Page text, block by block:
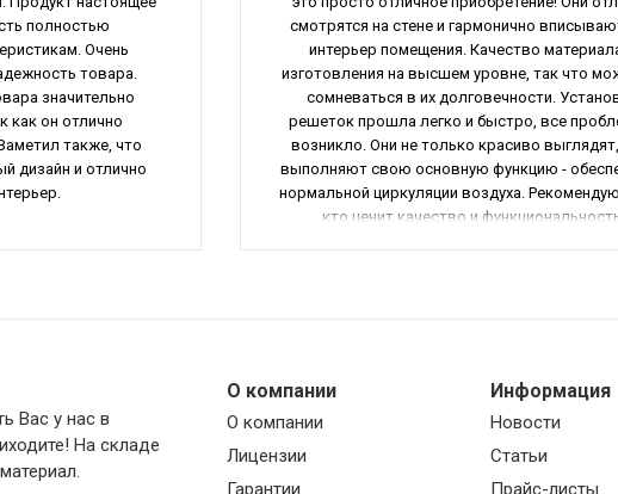
полностью
Очень
товара.
значительно
как он отлично
также, что
дизайн и отлично
смотрятся на стене и гармонично
интерьер помещения. Качество
изготовления на высшем уровне, так что
сомневаться в их долговечности.
решеток прошла легко и быстро, все
возникло. Они не только красиво
выполняют свою основную функцию -
нормальной циркуляции воздуха.
кто ценит качество и
Вас у нас в
На складе
О компании
О компании
Лицензии
Гарантии
Информация
Новости
Статьи
Прайс-листы